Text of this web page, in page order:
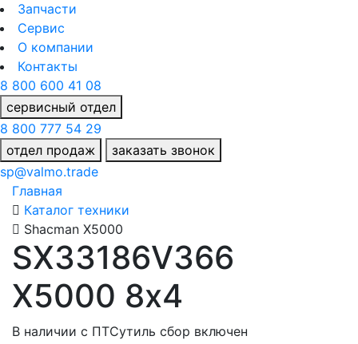
Запчасти
Сервис
О компании
Контакты
8 800 600 41 08
сервисный отдел
8 800 777 54 29
отдел продаж
заказать звонок
sp@valmo.trade
Главная
Каталог техники
Shacman X5000
SX33186V366
X5000 8х4
В наличии c ПТСутиль сбор включен